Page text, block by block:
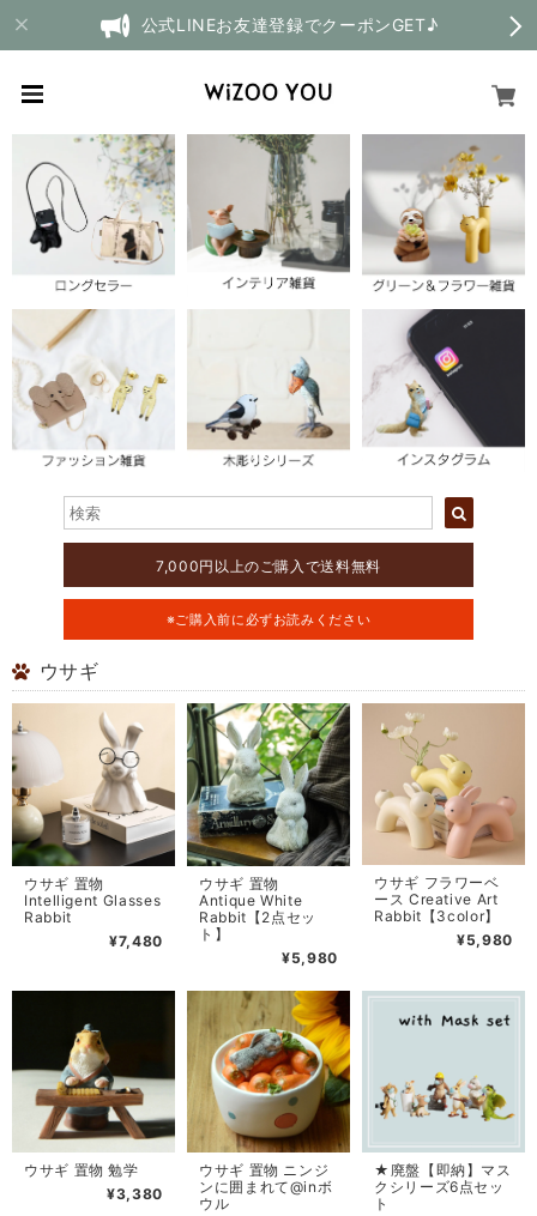
公式LINEお友達登録でクーポンGET♪
7,000円以上のご購入で送料無料
※ご購入前に必ずお読みください
ウサギ
ウサギ 置物
Intelligent Glasses
Rabbit
¥7,480
ウサギ 置物
Antique White
Rabbit【2点セッ
ト】
¥5,980
ウサギ フラワーベ
ース Creative Art
Rabbit【3color】
¥5,980
ウサギ 置物 勉学
¥3,380
ウサギ 置物 ニンジ
ンに囲まれて@inボ
ウル
★廃盤【即納】マス
クシリーズ6点セッ
ト